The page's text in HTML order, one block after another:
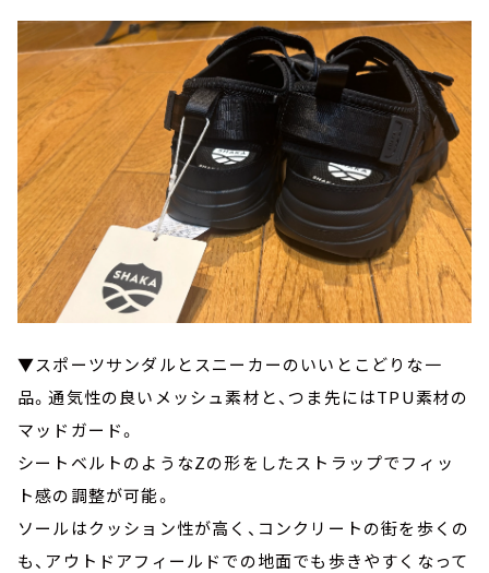
▼スポーツサンダルとスニーカーのいいとこどりな一
品。通気性の良いメッシュ素材と、つま先にはTPU素材の
マッドガード。
シートベルトのようなZの形をしたストラップでフィッ
ト感の調整が可能。
ソールはクッション性が高く、コンクリートの街を歩くの
も、アウトドアフィールドでの地面でも歩きやすくなって